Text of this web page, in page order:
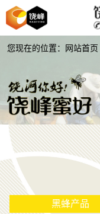
您现在的位置： 网站首页
黑蜂产品